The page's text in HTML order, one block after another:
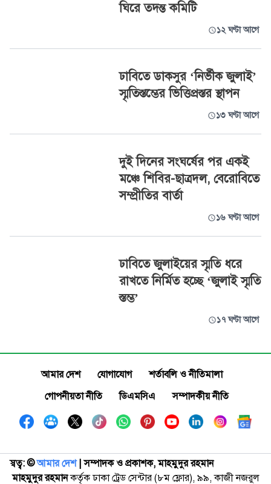
ঘিরে তদন্ত কমিটি
১২ ঘণ্টা আগে
ঢাবিতে ডাকসুর ‘নির্ভীক জুলাই’
স্মৃতিস্তম্ভের ভিত্তিপ্রস্তর স্থাপন
১৩ ঘণ্টা আগে
দুই দিনের সংঘর্ষের পর একই
মঞ্চে শিবির-ছাত্রদল, বেরোবিতে
সম্প্রীতির বার্তা
১৬ ঘণ্টা আগে
ঢাবিতে জুলাইয়ের স্মৃতি ধরে
রাখতে নির্মিত হচ্ছে ‘জুলাই স্মৃতি
স্তম্ভ’
১৭ ঘণ্টা আগে
আমার দেশ যোগাযোগ
শর্তাবলি ও নীতিমালা
গোপনীয়তা নীতি
ডিএমসিএ সম্পাদকীয় নীতি
স্বত্ব: ©️আমার দেশ| সম্পাদক ও প্রকাশক, মাহমুদুর রহমান
মাহমুদুর রহমানকর্তৃক ঢাকা ট্রেড সেন্টার (৮ম ফ্লোর), ৯৯, কাজী নজরুল